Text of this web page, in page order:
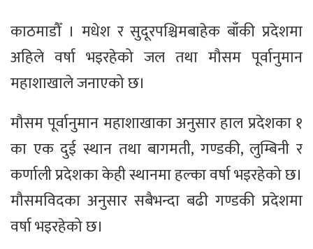
काठमाडौँ । मधेश र सुदूरपश्चिमबाहेक बाँकी प्रदेशमा
अहिले वर्षा भइरहेको जल तथा मौसम पूर्वानुमान
महाशाखाले जनाएको छ।
मौसम पूर्वानुमान महाशाखाका अनुसार हाल प्रदेशका १
का एक दुई स्थान तथा बागमती, गण्डकी, लुम्बिनी र
कर्णाली प्रदेशका केही स्थानमा हल्का वर्षा भइरहेको छ।
मौसमविदका अनुसार सबैभन्दा बढी गण्डकी प्रदेशमा
वर्षा भइरहेको छ।